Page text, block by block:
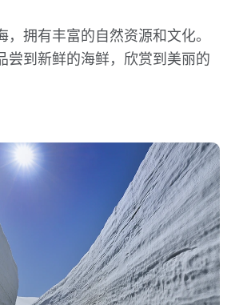
，拥有丰富的自然资源和文化。
尝到新鲜的海鲜，欣赏到美丽的